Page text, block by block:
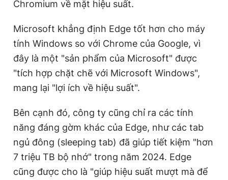
Chromium về mặt hiệu suất.
Microsoft khẳng định Edge tốt hơn cho máy
tính Windows so với Chrome của Google, vì
đây là một "sản phẩm của Microsoft" được
"tích hợp chặt chẽ với Microsoft Windows",
mang lại "lợi ích về hiệu suất".
Bên cạnh đó, công ty cũng chỉ ra các tính
năng đáng gờm khác của Edge, như các tab
ngủ đông (sleeping tab) đã giúp tiết kiệm "hơn
7 triệu TB bộ nhớ" trong năm 2024. Edge
cũng được cho là "giúp hiệu suất mượt mà để